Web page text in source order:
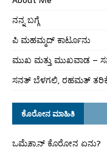
ನನ್ನ ಬಗ್ಗೆ
ಪಿ ಮಹಮ್ಮದ್ ಕಾರ್ಟೂನು
ಮುಖ ಮತ್ತು ಮುಖವಾಡ –
ಸನತ್ ಬೆಳಗಲಿ, ರಹಮತ್
ಕೊರೋನ ಮಾಹಿತಿ
ಒಮೈಕ್ರಾನ್ ಕೊರೋನ ಏನು?